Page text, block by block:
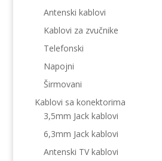
Antenski kablovi
Kablovi za zvučnike
Telefonski
Napojni
Širmovani
Kablovi sa konektorima
3,5mm Jack kablovi
6,3mm Jack kablovi
Antenski TV kablovi